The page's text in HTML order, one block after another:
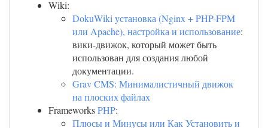
Wiki:
DokuWiki установка (Nginx + PHP-FPM
или Apache), настройка и использование:
вики-движок, который может быть
использован для создания любой
документации.
Grav CMS: Минималистичный движок
на плоских файлах
FrameworksPHP:
Плюсы и Минусы или Как Установить и